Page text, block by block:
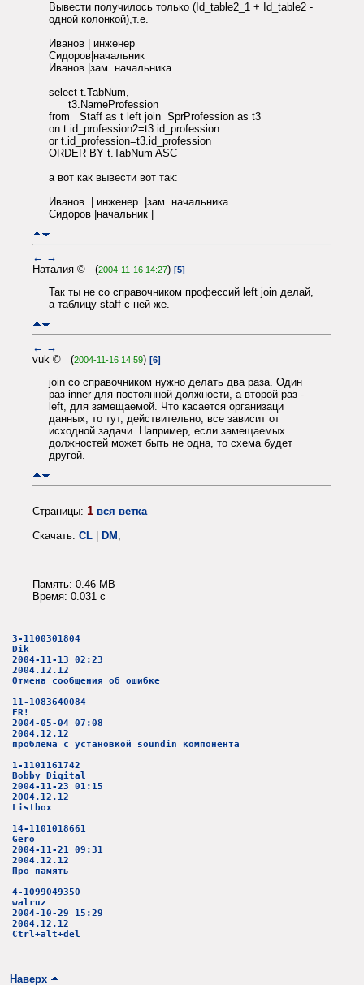
Вывести получилось только (Id_table2_1 + Id_table2 -
одной колонкой),т.е.
Иванов | инженер
Сидоров|начальник
Иванов |зам. начальника
select t.TabNum,
t3.NameProfession
from Staff as t left join SprProfession as t3
on t.id_profession2=t3.id_profession
or t.id_profession=t3.id_profession
ORDER BY t.TabNum ASC
а вот как вывести вот так:
Иванов | инженер |зам. начальника
Сидоров |начальник |
← →
Наталия © (2004-11-16 14:27) [5]
Так ты не со справочником профессий left join делай,
а таблицу staff с ней же.
← →
vuk © (2004-11-16 14:59) [6]
join со справочником нужно делать два раза. Один
раз inner для постоянной должности, а второй раз -
left, для замещаемой. Что касается организаци
данных, то тут, действительно, все зависит от
исходной задачи. Например, если замещаемых
должностей может быть не одна, то схема будет
другой.
Страницы: 1 вся ветка
Скачать: CL | DM;
Память: 0.46 MB
Время: 0.031 c
3-1100301804
Dik
2004-11-13 02:23
2004.12.12
Отмена сообщения об ошибке
11-1083640084
FR!
2004-05-04 07:08
2004.12.12
проблема с установкой soundin компонента
1-1101161742
Bobby Digital
2004-11-23 01:15
2004.12.12
Listbox
14-1101018661
Gero
2004-11-21 09:31
2004.12.12
Про память
4-1099049350
walruz
2004-10-29 15:29
2004.12.12
Ctrl+alt+del
Наверх